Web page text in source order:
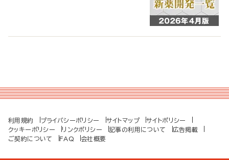
利用規約 プライバシーポリシー サイトマップ
サイトポリシー
クッキーポリシー
リンクポリシー 記事の利用について
広告掲載
ご契約について
FAQ 会社概要